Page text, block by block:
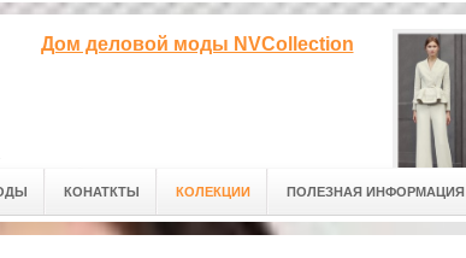
Дом деловой моды NVCollection
КОНАТКТЫ КОЛЕКЦИИ ПОЛЕЗНАЯ ИНФОРМАЦИЯ